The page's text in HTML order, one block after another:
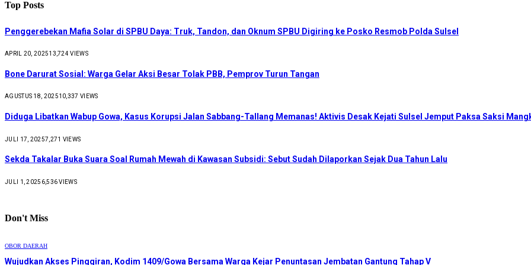
Top Posts
Penggerebekan Mafia Solar di SPBU Daya: Truk, Tandon, dan Oknum SPBU Digiring ke Posko Resmob Polda Sulsel
APRIL 20, 202513,724VIEWS
Bone Darurat Sosial: Warga Gelar Aksi Besar Tolak PBB, Pemprov Turun Tangan
AGUSTUS 18, 202510,337 VIEWS
Diduga Libatkan Wabup Gowa, Kasus Korupsi Jalan Sabbang-Tallang Memanas! Aktivis Desak Kejati Sulsel Jemput Paksa Saksi
JULI 17, 20257,271 VIEWS
Sekda Takalar Buka Suara Soal Rumah Mewah di Kawasan Subsidi: Sebut Sudah Dilaporkan Sejak Dua Tahun Lalu
JULI 1, 2025 6,536VIEWS
Don't Miss
OBOR DAERAH
Wujudkan Akses Pinggiran, Kodim 1409/Gowa Bersama Warga Kejar Penuntasan Jembatan Gantung Tahap V